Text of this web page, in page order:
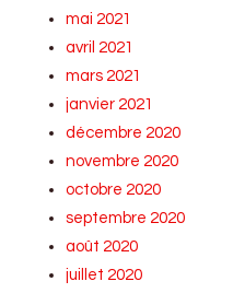
mai 2021
avril 2021
mars 2021
janvier 2021
décembre 2020
novembre 2020
octobre 2020
septembre 2020
août 2020
juillet 2020